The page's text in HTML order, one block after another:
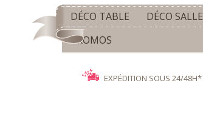
DÉCO TABLE DÉCO SALLE
PROMOS
EXPÉDITION SOUS 24/48H*